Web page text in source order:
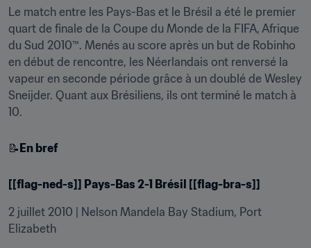
Le match entre les Pays-Bas et le Brésil a été le premier
quart de finale de la Coupe du Monde de la FIFA, Afrique
du Sud 2010™. Menés au score après un but de Robinho
en début de rencontre, les Néerlandais ont renversé la
vapeur en seconde période grâce à un doublé de Wesley
Sneijder. Quant aux Brésiliens, ils ont terminé le match à
10.
📝 En bref
[[flag-ned-s]] Pays-Bas 2-1 Brésil [[flag-bra-s]]
2 juillet 2010 | Nelson Mandela Bay Stadium, Port
Elizabeth